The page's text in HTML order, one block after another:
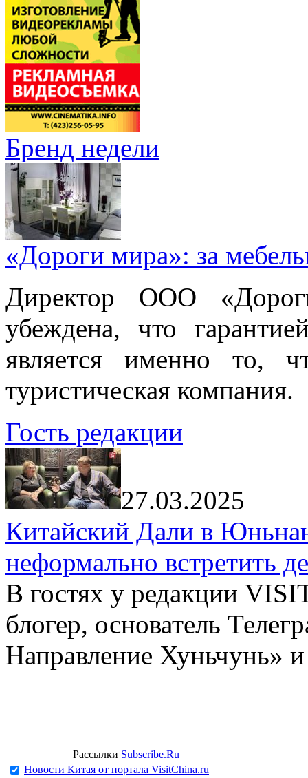
Бренд недели
«Дороги мира»: за
Директор ООО
убеждена, что
является именно то,
туристическая компания.
Гость редакции
27.03.2025
Китайский Дали в
неформально встретить
В гостях у редакции
блогер, основатель
Направление Хуньчунь»
Рассылки Subscribe.Ru
Новости Китая от портала VisitChina.ru